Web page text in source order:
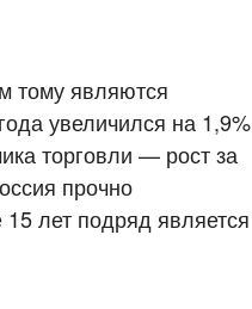
тому являются
увеличился на 1,9%
торговли — рост за
прочно
лет подряд является